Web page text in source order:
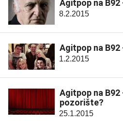
Agitpop na B92
8.2.2015
Agitpop na
1.2.2015
Agitpop na
pozorište?
25.1.2015